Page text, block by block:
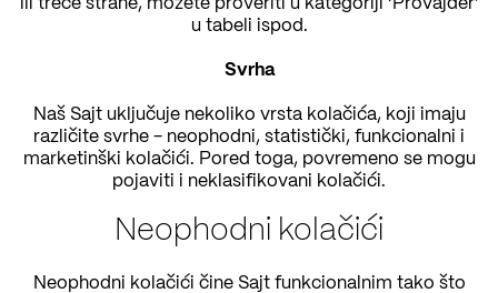
ili treće strane, možete proveriti u kategoriji ‘Provajder’
u tabeli ispod.
Svrha
Naš Sajt uključuje nekoliko vrsta kolačića, koji imaju
različite svrhe - neophodni, statistički, funkcionalni i
marketinški kolačići. Pored toga, povremeno se mogu
pojaviti i neklasifikovani kolačići.
Neophodni kolačići
Neophodni kolačići čine Sajt funkcionalnim tako što